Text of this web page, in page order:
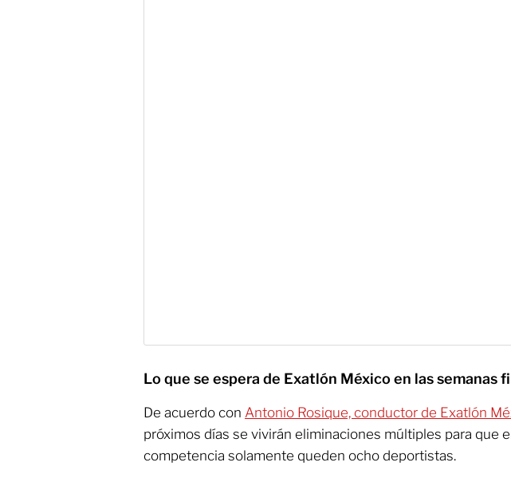
Lo que se espera de Exatlón México en las semanas
De acuerdo con Antonio Rosique, conductor de Exatlón
próximos días se vivirán eliminaciones múltiples para que
competencia solamente queden ocho deportistas.